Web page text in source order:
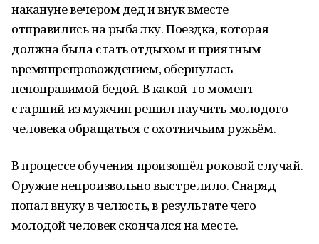
накануне вечером дед и внук вместе
отправились на рыбалку. Поездка, которая
должна была стать отдыхом и приятным
времяпрепровождением, обернулась
непоправимой бедой. В какой-то момент
старший из мужчин решил научить молодого
человека обращаться с охотничьим ружьём.
В процессе обучения произошёл роковой случай.
Оружие непроизвольно выстрелило. Снаряд
попал внуку в челюсть, в результате чего
молодой человек скончался на месте.